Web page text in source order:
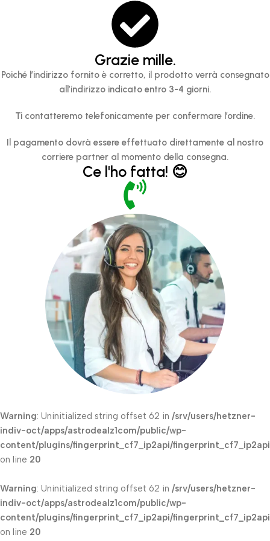
Grazie mille.
Poiché l’indirizzo fornito è corretto, il prodotto verrà consegnato
all’indirizzo indicato entro 3-4 giorni.
Ti contatteremo telefonicamente per confermare l’ordine.
Il pagamento dovrà essere effettuato direttamente al nostro
corriere partner al momento della consegna.
Ce l'ho fatta! 😊
Warning: Uninitialized string offset 62 in /srv/users/hetzner-
indiv-oct/apps/astrodealz1com/public/wp-
content/plugins/fingerprint_cf7_ip2api/
on line 20
Warning: Uninitialized string offset 62 in /srv/users/hetzner-
indiv-oct/apps/astrodealz1com/public/wp-
content/plugins/fingerprint_cf7_ip2api/
on line 20